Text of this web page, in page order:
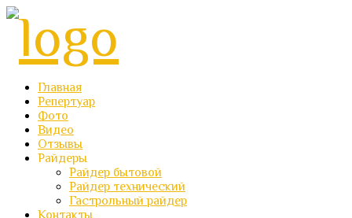
Главная
Репертуар
Фото
Видео
Отзывы
Райдеры
Райдер бытовой
Райдер технический
Гастрольный райдер
Контакты